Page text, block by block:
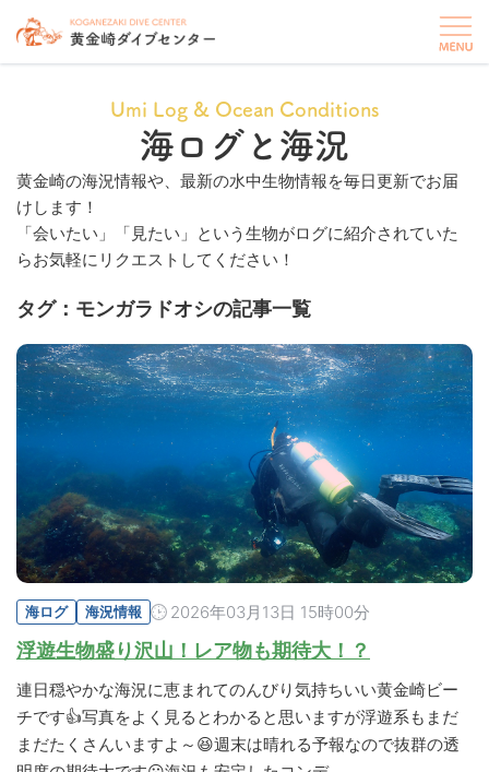
Umi Log & Ocean Conditions
海ログと海況
黄金崎の海況情報や、最新の水中生物情報を毎日更新でお届
けします！
「会いたい」「見たい」という生物がログに紹介されていた
らお気軽にリクエストしてください！
タグ：モンガラドオシの記事一覧
海ログ 海況情報 2026年03月13日 15時00分
浮遊生物盛り沢山！レア物も期待大！？
連日穏やかな海況に恵まれてのんびり気持ちいい黄金崎ビー
チです👍写真をよく見るとわかると思いますが浮遊系もまだ
まだたくさんいますよ～😆週末は晴れる予報なので抜群の透